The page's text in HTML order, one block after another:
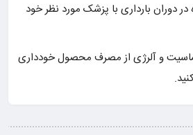
در دوران بارداری با پزشک مورد نظر خود
و آلرژی از مصرف محصول خودداری